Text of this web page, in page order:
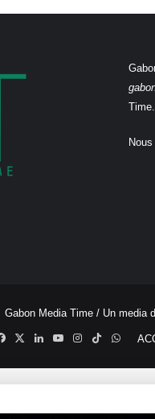
Time.
Gabon Media Time / Un media
Facebook
X LinkedinYouTubeInstagram
TikTok